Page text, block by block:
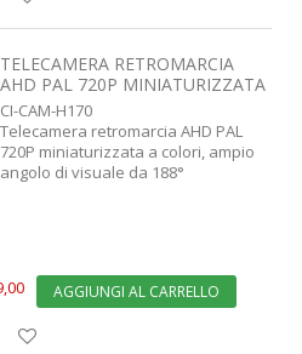
TELECAMERA RETROMARCIA
AHD PAL 720P MINIATURIZZATA
CI-CAM-H170
Telecamera retromarcia AHD PAL
720P miniaturizzata a colori, ampio
angolo di visuale da 188°
AGGIUNGI AL CARRELLO